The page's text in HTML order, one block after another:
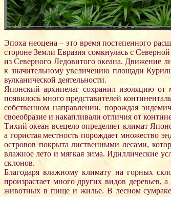
Эпоха неоцена – это время постепенного
стороне Земли Евразия сомкнулась с
из Северного Ледовитого океана. Движение
к значительному увеличению площади
вулканической деятельности.
Японский архипелаг сохранил изоляцию
появилось много представителей
собственном направлении, порождая
своеобразие и накапливали отличия от
Тихий океан всецело определяет климат
а гористая местность порождает множество
островов покрыта лиственными лесами,
влажное лето и мягкая зима. Идиллические
склонов.
Благодаря влажному климату на горных
произрастает много других видов деревьев,
животных в пище и жилье. В лесном